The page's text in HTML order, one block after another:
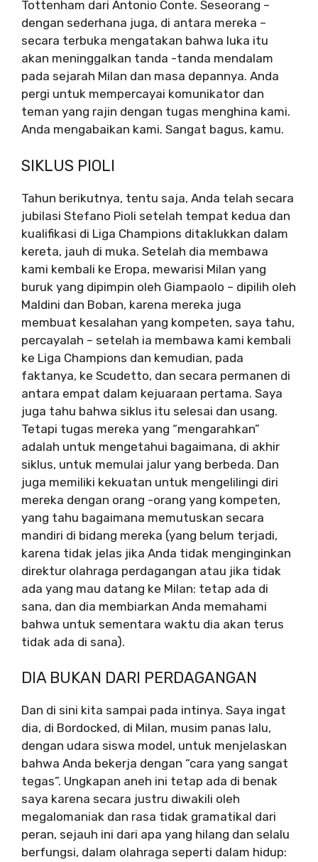
Tottenham dari Antonio Conte. Seseorang –
dengan sederhana juga, di antara mereka –
secara terbuka mengatakan bahwa luka itu
akan meninggalkan tanda -tanda mendalam
pada sejarah Milan dan masa depannya. Anda
pergi untuk mempercayai komunikator dan
teman yang rajin dengan tugas menghina kami.
Anda mengabaikan kami. Sangat bagus, kamu.
SIKLUS PIOLI
Tahun berikutnya, tentu saja, Anda telah secara
jubilasi Stefano Pioli setelah tempat kedua dan
kualifikasi di Liga Champions ditaklukkan dalam
kereta, jauh di muka. Setelah dia membawa
kami kembali ke Eropa, mewarisi Milan yang
buruk yang dipimpin oleh Giampaolo – dipilih oleh
Maldini dan Boban, karena mereka juga
membuat kesalahan yang kompeten, saya tahu,
percayalah – setelah ia membawa kami kembali
ke Liga Champions dan kemudian, pada
faktanya, ke Scudetto, dan secara permanen di
antara empat dalam kejuaraan pertama. Saya
juga tahu bahwa siklus itu selesai dan usang.
Tetapi tugas mereka yang “mengarahkan”
adalah untuk mengetahui bagaimana, di akhir
siklus, untuk memulai jalur yang berbeda. Dan
juga memiliki kekuatan untuk mengelilingi diri
mereka dengan orang -orang yang kompeten,
yang tahu bagaimana memutuskan secara
mandiri di bidang mereka (yang belum terjadi,
karena tidak jelas jika Anda tidak menginginkan
direktur olahraga perdagangan atau jika tidak
ada yang mau datang ke Milan: tetap ada di
sana, dan dia membiarkan Anda memahami
bahwa untuk sementara waktu dia akan terus
tidak ada di sana).
DIA BUKAN DARI PERDAGANGAN
Dan di sini kita sampai pada intinya. Saya ingat
dia, di Bordocked, di Milan, musim panas lalu,
dengan udara siswa model, untuk menjelaskan
bahwa Anda bekerja dengan “cara yang sangat
tegas”. Ungkapan aneh ini tetap ada di benak
saya karena secara justru diwakili oleh
megalomaniak dan rasa tidak gramatikal dari
peran, sejauh ini dari apa yang hilang dan selalu
berfungsi, dalam olahraga seperti dalam hidup: